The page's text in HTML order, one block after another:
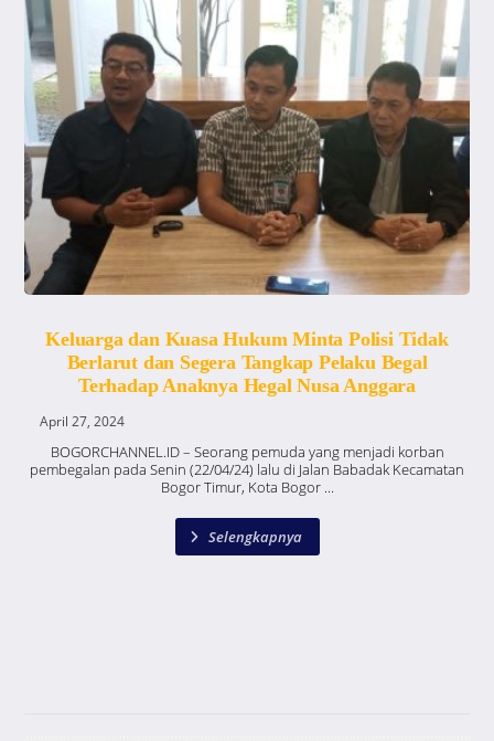
Keluarga dan Kuasa Hukum Minta Polisi Tidak
Berlarut dan Segera Tangkap Pelaku Begal
Terhadap Anaknya Hegal Nusa Anggara
April 27, 2024
BOGORCHANNEL.ID – Seorang pemuda yang menjadi korban
pembegalan pada Senin (22/04/24) lalu di Jalan Babadak Kecamatan
Bogor Timur, Kota Bogor ...
Selengkapnya